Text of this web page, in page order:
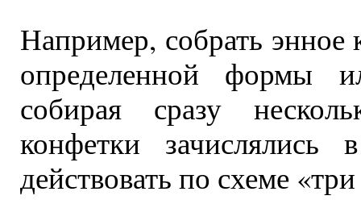
Например, собрать
определенной формы
собирая сразу
конфетки
действовать по схеме